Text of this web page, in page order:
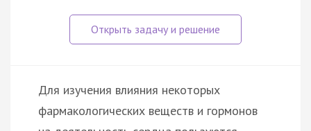
Для изучения влияния некоторых
фармакологических веществ и гормонов